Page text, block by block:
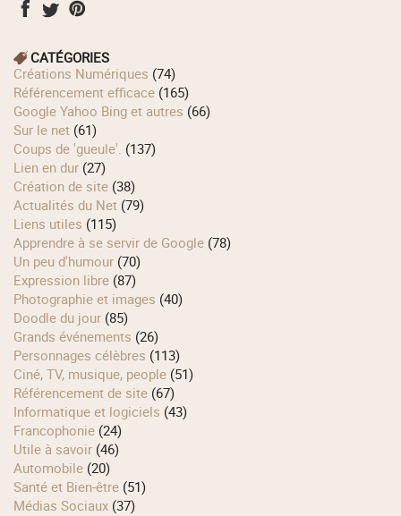
CATÉGORIES
Créations Numériques (74)
Référencement efficace (165)
Google Yahoo Bing et autres (66)
Sur le net (61)
Coups de 'gueule'. (137)
Lien en dur (27)
Création de site (38)
Actualités du Net (79)
Liens utiles (115)
Apprendre à se servir de Google (78)
Un peu d'humour (70)
Expression libre (87)
Photographie et images (40)
Doodle du jour (85)
Grands événements (26)
Personnages célèbres (113)
Ciné, TV, musique, people (51)
Référencement de site (67)
Informatique et logiciels (43)
Francophonie (24)
Utile à savoir (46)
Automobile (20)
Santé et Bien-être (51)
Médias Sociaux (37)